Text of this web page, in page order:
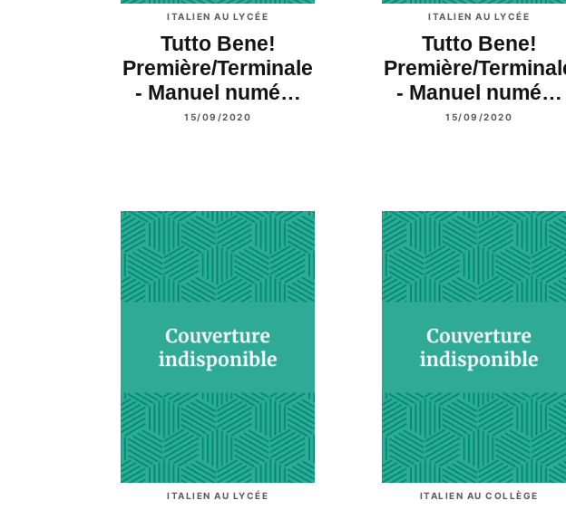
ITALIEN AU LYCÉE
Tutto Bene!
Première/Terminale
- Manuel numé…
15/09/2020
ITALIEN AU LYCÉE
Tutto Bene!
Première/
- Manuel numé…
15/09/2020
ITALIEN AU LYCÉE ITALIEN AU COLLÈGE